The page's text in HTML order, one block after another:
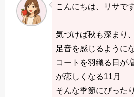
こんにちは、リサで
気づけば秋も深まり
足音を感じるように
コートを羽織る日が
が恋しくなる11月
そんな季節にぴった